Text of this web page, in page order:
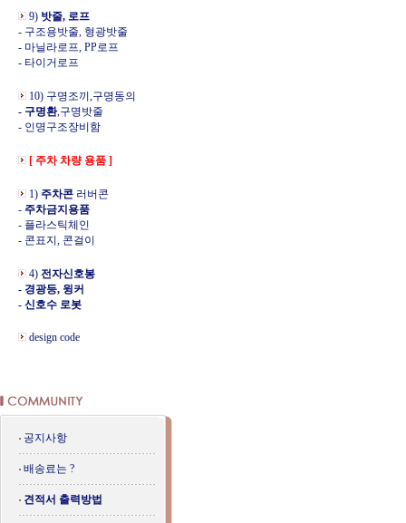
9) 밧줄, 로프
- 구조용밧줄, 형광밧줄
- 마닐라로프, PP로프
- 타이거로프
10) 구명조끼,구명동의
- 구명환,구명밧줄
- 인명구조장비함
[ 주차 차량 용품 ]
1) 주차콘 러버콘
- 주차금지용품
- 플라스틱체인
- 콘표지, 콘걸이
4) 전자신호봉
- 경광등, 윙커
- 신호수 로봇
design code
공지사항
배송료는 ?
견적서 출력방법